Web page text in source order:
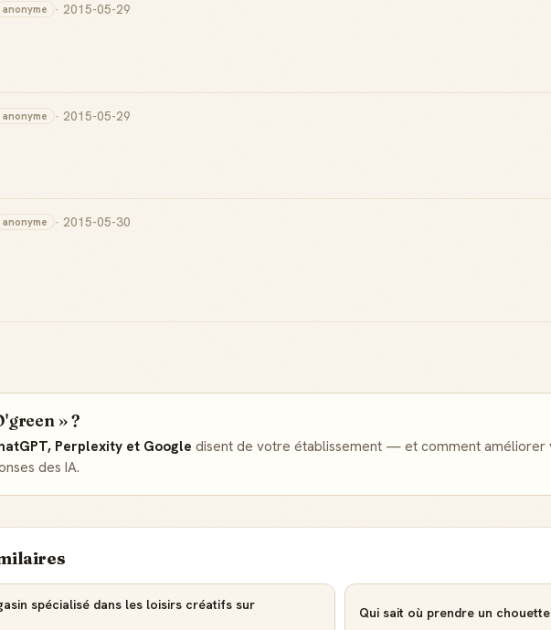
anonyme · 2015-05-29
anonyme · 2015-05-29
anonyme · 2015-05-30
» ?
Perplexity et Google disent de votre établissement — et comment améliorer
des IA.
spécialisé dans les loisirs créatifs sur
Qui sait où prendre un
quelqu'un